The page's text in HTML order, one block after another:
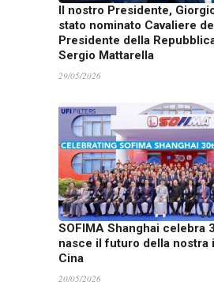
Il nostro Presidente,
stato nominato Cavaliere
Presidente della
Sergio Mattarella
29/05/2026
SOFIMA Shanghai celebra
nasce il futuro della nostra
Cina
20/05/2026